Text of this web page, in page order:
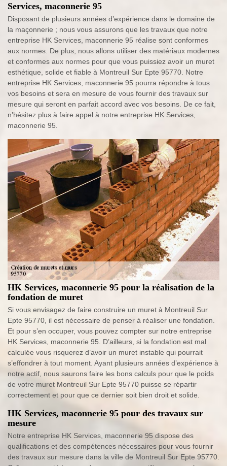
Services, maconnerie 95
Disposant de plusieurs années d’expérience dans le domaine de
la maçonnerie ; nous vous assurons que les travaux que notre
entreprise HK Services, maconnerie 95 réalise sont conformes
aux normes. De plus, nous allons utiliser des matériaux modernes
et conformes aux normes pour que vous puissiez avoir un muret
esthétique, solide et fiable à Montreuil Sur Epte 95770. Notre
entreprise HK Services, maconnerie 95 pourra répondre à tous
vos besoins et sera en mesure de vous fournir des travaux sur
mesure qui seront en parfait accord avec vos besoins. De ce fait,
n’hésitez plus à faire appel à notre entreprise HK Services,
maconnerie 95.
HK Services, maconnerie 95 pour la réalisation de la
fondation de muret
Si vous envisagez de faire construire un muret à Montreuil Sur
Epte 95770, il est nécessaire de penser à réaliser une fondation.
Et pour s’en occuper, vous pouvez compter sur notre entreprise
HK Services, maconnerie 95. D’ailleurs, si la fondation est mal
calculée vous risquerez d’avoir un muret instable qui pourrait
s’effondrer à tout moment. Ayant plusieurs années d’expérience à
notre actif, nous saurons faire les bons calculs pour que le poids
de votre muret Montreuil Sur Epte 95770 puisse se répartir
correctement et pour que ce dernier soit bien droit et solide.
HK Services, maconnerie 95 pour des travaux sur
mesure
Notre entreprise HK Services, maconnerie 95 dispose des
qualifications et des compétences nécessaires pour vous fournir
des travaux sur mesure dans la ville de Montreuil Sur Epte 95770.